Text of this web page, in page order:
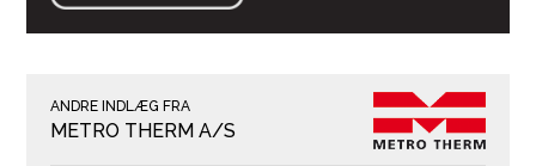
ANDRE INDLÆG FRA
METRO THERM A/S